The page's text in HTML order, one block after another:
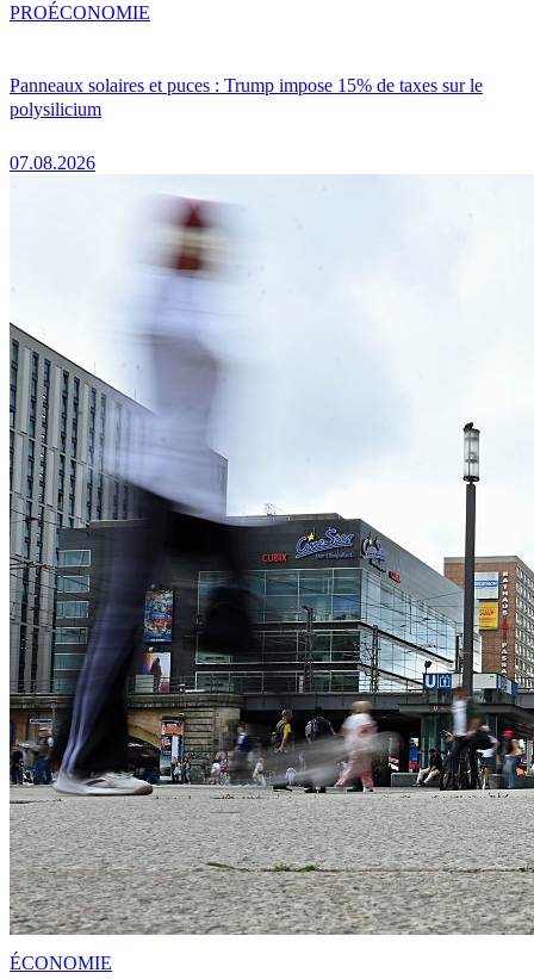
Panneaux solaires et puces : Trump impose 15% de taxes sur le
polysilicium
07.08.2026
PROÉCONOMIE
ÉCONOMIE